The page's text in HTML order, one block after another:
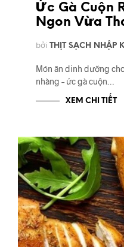
Ức Gà Cuộn
Ngon Vừa
bởi THỊT SẠCH NHẬP
Món ăn dinh dưỡng
nhàng – ức gà cuộn…
XEM CHI TIẾT